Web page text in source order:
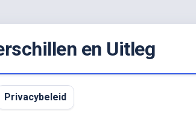
en Uitleg
Privacybeleid